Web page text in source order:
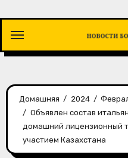
содержимому
Домашняя 2024
Объявлен состав
домашний лицензионный
участием Казахстана